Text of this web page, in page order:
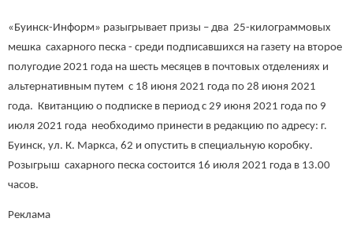
«Буинск-Информ» разыгрывает призы – два 25-килограммовых
мешка сахарного песка - среди подписавшихся на газету на второе
полугодие 2021 года на шесть месяцев в почтовых отделениях и
альтернативным путем с 18 июня 2021 года по 28 июня 2021
года. Квитанцию о подписке в период с 29 июня 2021 года по 9
июля 2021 года необходимо принести в редакцию по адресу: г.
Буинск, ул. К. Маркса, 62 и опустить в специальную коробку.
Розыгрыш сахарного песка состоится 16 июля 2021 года в 13.00
часов.
Реклама